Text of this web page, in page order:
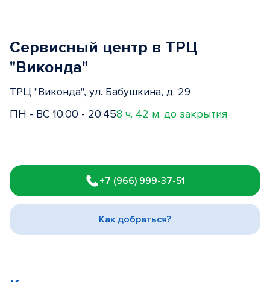
Сервисный центр в ТРЦ
"Виконда"
ТРЦ "Виконда", ул. Бабушкина, д. 29
ПН - ВС 10:00 - 20:458 ч. 42 м. до закрытия
1
of
3
+7 (966) 999-37-51
Как добраться?